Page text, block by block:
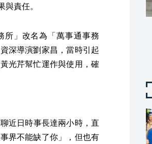
責任。
所」改名為「萬事通事務
深導演劉家昌，當時引起
光芹幫忙運作與使用，確
近日時事長達兩小時，直
界不能缺了你」，但也有